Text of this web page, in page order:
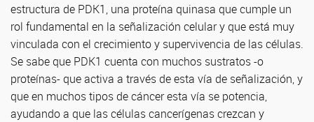
estructura de PDK1, una proteína quinasa que cumple un
rol fundamental en la señalización celular y que está muy
vinculada con el crecimiento y supervivencia de las células.
Se sabe que PDK1 cuenta con muchos sustratos -o
proteínas- que activa a través de esta vía de señalización, y
que en muchos tipos de cáncer esta vía se potencia,
ayudando a que las células cancerígenas crezcan y